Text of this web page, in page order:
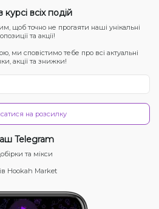
курсі всіх подій
щоб точно не прогаяти наші унікальні
та акції!
ми сповістимо тебе про всі актуальні
акції та знижки!
на розсилку
Telegram
та мікси
Hookah Market